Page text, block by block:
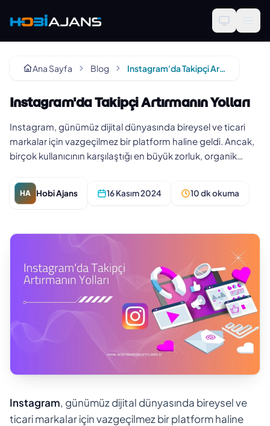
Ana Sayfa Blog Instagram'da Takipçi Artırmanın Yolları
Instagram'da Takipçi Artırmanın Yolları
Instagram, günümüz dijital dünyasında bireysel ve ticari
markalar için vazgeçilmez bir platform haline geldi. Ancak,
birçok kullanıcının karşılaştığı en büyük zorluk, organik
HA Hobi Ajans 16 Kasım 2024 10 dk okuma
Instagram, günümüz dijital dünyasında bireysel ve
ticari markalar için vazgeçilmez bir platform haline